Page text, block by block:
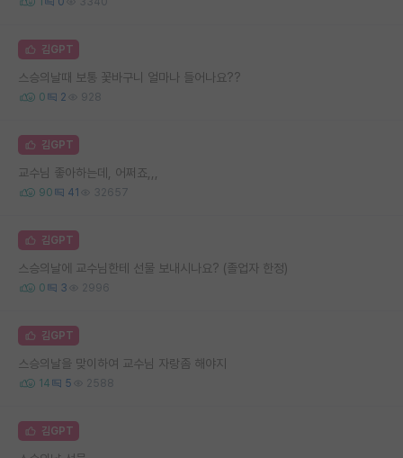
김GPT
스승의날때 보통 꽃바구니 얼마나 들어나요??
0 2 928
김GPT
교수님 좋아하는데, 어쩌죠,,,
90 41 32657
김GPT
스승의날에 교수님한테 선물 보내시나요? (졸업자 한정)
0 3 2996
김GPT
스승의날을 맞이하여 교수님 자랑좀 해야지
14 5 2588
김GPT